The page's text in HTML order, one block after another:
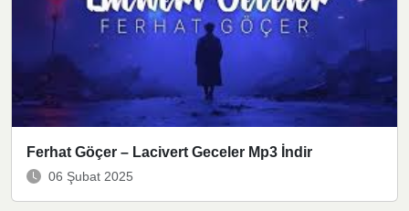
Ferhat Göçer – Lacivert Geceler Mp3 İndir
06 Şubat 2025